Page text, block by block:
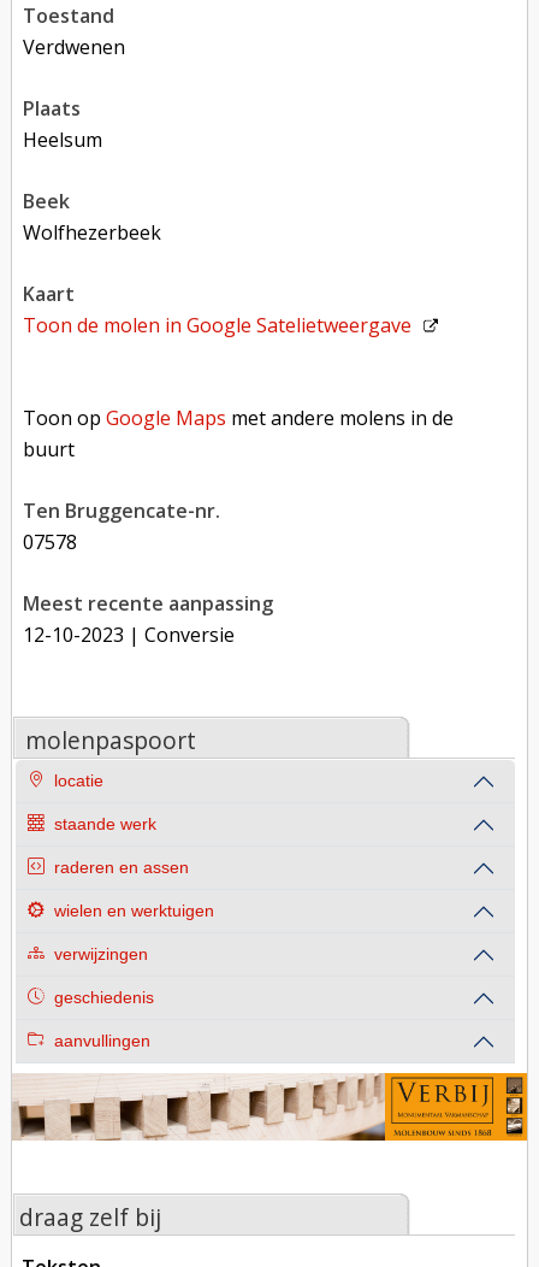
toestand
verdwenen
plaats
Heelsum
beek
Wolfhezerbeek
kaart
Toon de molen inGoogle Satelietweergave
Toon opGoogle Maps met andere molens in de
buurt
Ten Bruggencate-nr.
07578
Meest recente aanpassing
12-10-2023 | Conversie
molenpaspoort
locatie
staande werk
raderen en assen
wielen en werktuigen
verwijzingen
geschiedenis
aanvullingen
draag zelf bij